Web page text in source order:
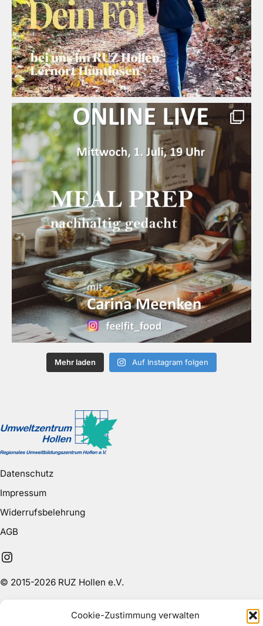
Cookie-Zustimmung verwalten
Mehr laden Auf Instagram folgen
© 2015-2026 RUZ Hollen e.V.
Datenschutz
Impressum
Widerrufsbelehrung
AGB